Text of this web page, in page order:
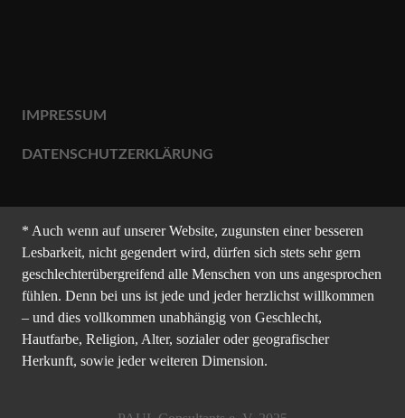
IMPRESSUM
DATENSCHUTZERKLÄRUNG
* Auch wenn auf unserer Website, zugunsten einer besseren
Lesbarkeit, nicht gegendert wird, dürfen sich stets sehr gern
geschlechterübergreifend alle Menschen von uns angesprochen
fühlen. Denn bei uns ist jede und jeder herzlichst willkommen
– und dies vollkommen unabhängig von Geschlecht,
Hautfarbe, Religion, Alter, sozialer oder geografischer
Herkunft, sowie jeder weiteren Dimension.